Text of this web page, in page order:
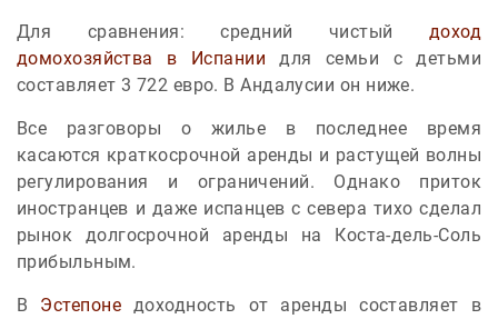
Для сравнения: средний чистый доход
домохозяйства в Испании для семьи с детьми
составляет 3 722 евро. В Андалусии он ниже.
Все разговоры о жилье в последнее время
касаются краткосрочной аренды и растущей волны
регулирования и ограничений. Однако приток
иностранцев и даже испанцев с севера тихо сделал
рынок долгосрочной аренды на Коста-дель-Соль
прибыльным.
В Эстепоне доходность от аренды составляет в